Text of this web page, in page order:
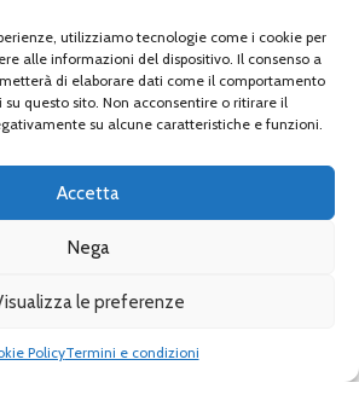
utilizziamo tecnologie come i cookie per
alle informazioni del dispositivo. Il consenso a
di elaborare dati come il comportamento
questo sito. Non acconsentire o ritirare il
su alcune caratteristiche e funzioni.
Accetta
Nega
le preferenze
PolicyTermini e condizioni
Oli per veicoli commerciali
Oli per macchine agricole
Liquidi freni
Link correlati
Privacy Policy
Il mio conto